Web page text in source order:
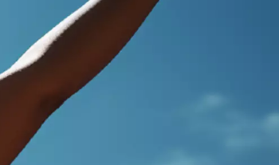
Español
Italiano
العربية